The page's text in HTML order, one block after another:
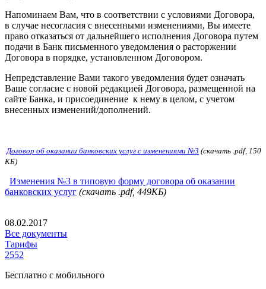
Напоминаем Вам, что в соответствии с условиями Договора,
в случае несогласия с внесенными изменениями, Вы имеете
право отказаться от дальнейшего исполнения Договора путем
подачи в Банк письменного уведомления о расторжении
Договора в порядке, установленном Договором.
Непредставление Вами такого уведомления будет означать
Ваше согласие с новой редакцией Договора, размещенной на
сайте Банка, и присоединение к нему в целом, с учетом
внесенных изменений/дополнений.
Договор об оказании банковских услуг с изменениями №3 (скачать .pdf, 150
KБ)
Изменения №3 в типовую форму договора об оказании
банковских услуг (скачать .pdf, 449KБ)
08.02.2017
Все документы
Тарифы
2552
Бесплатно с мобильного